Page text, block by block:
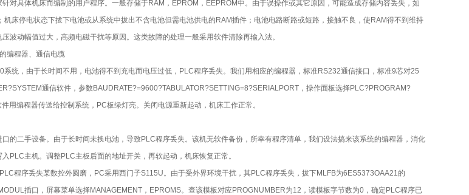
具体机床而编制的用户程序。一般存储于RAM，EPROM，EEPROM中。由于误操作或其它原因，可能造成存储内容丢失，如
机床停电状态下拔下电池或从系统中拔出不含电池但需电池供电的RAM插件；电池电路断路或短路，接触不良，使RAM得不到维持
波动幅值过大，高频电磁干扰等原因。这类故障的处理一般采用软件清除再输入法。
编程器、通信电缆
，由于长时间不用，电池得不到充电而电压过低，PLC程序丢失。我们用相应的编程器，标准RS232通信接口，标准9芯对25
通信软件，参数BAUDRATE?=9600?TABULATOR?SETTING=8?SERIALPORT，操作面板选择PLC?PROGRAM?
用编程器传送给控制系统，PC板绿灯亮。关闭电源重新起动，机床工作正常。
二手设备。由于长时间未换电池，导致PLC程序丢失。该机无软件备份，所幸有程序清单，我们设法搞来该系统的编程器，消化
PLC主机。调整PLC主板后面的地址开关，再软起动，机床恢复正常。
程序丢失某数控外圆磨，PC采用西门子S115U。由于受外界环境干扰，其PLC程序丢失，拔下MLFB为6ES5373OAA21的
插口，屏幕菜单选择MANAGEMENT，EPROMS。查该模板对应PROGNUMBER为12，读模板字节数为0，确定PLC程序已